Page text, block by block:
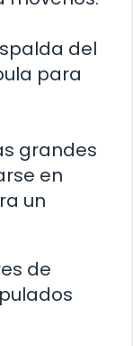
del
para
grandes
en
un
de